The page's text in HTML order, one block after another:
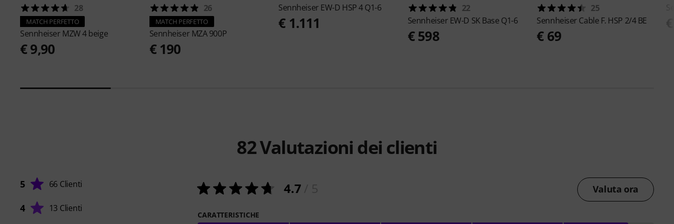
28
MATCH PERFETTO
Sennheiser MZW 4 beige
€ 9,90
26
MATCH PERFETTO
Sennheiser MZA 900P
€ 190
Sennheiser EW-D HSP 4 Q1-6
€ 1.111
22
Sennheiser EW-D SK Base Q1-6
€ 598
25
Sennheiser Cable F. HSP 2/4 BE
€ 69
82Valutazioni dei clienti
5 66 Clienti
4 13 Clienti
4.7 Valuta ora
CARATTERISTICHE